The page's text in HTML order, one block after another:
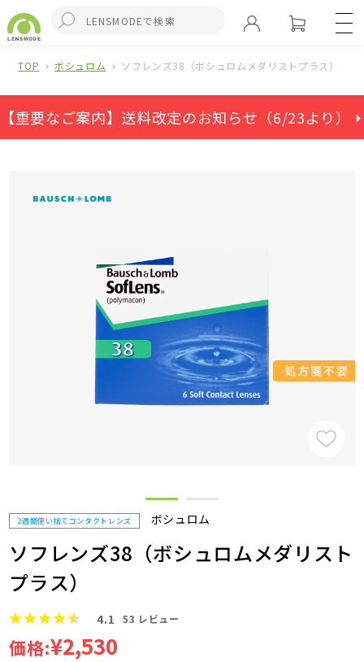
TOP ボシュロム ソフレンズ38（ボシュロムメダリストプラス）
【重要なご案内】送料改定のお知らせ（6/23より） ⏵
2週間使い捨てコンタクトレンズ ボシュロム
ソフレンズ38（ボシュロムメダリスト
プラス）
4.1 53 レビュー
価格:¥2,530